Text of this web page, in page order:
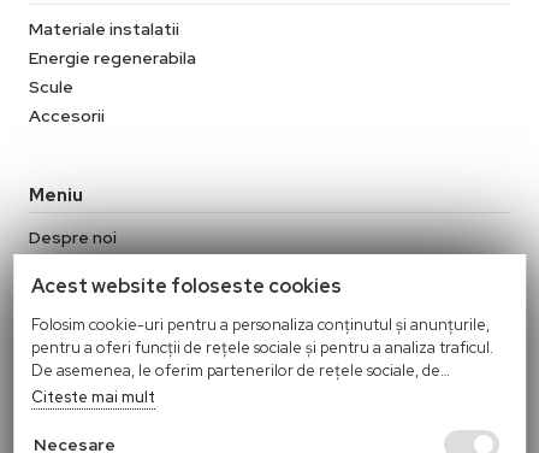
Materiale instalatii
Energie regenerabila
Scule
Accesorii
Meniu
Despre noi
Termeni si conditii
Politica de confidentialitate
Politica Cookies
Politica de retur
Acest website foloseste cookies
Folosim cookie-uri pentru a personaliza conținutul și anunțurile,
pentru a oferi funcții de rețele sociale și pentru a analiza traficul.
De asemenea, le oferim partenerilor de rețele sociale, de
publicitate și de analize informații cu privire la modul în care
folosiți site-ul nostru. Aceștia le pot combina cu alte informații
oferite de dvs. sau culese în urma folosirii serviciilor lor.
Citeste mai mult
Necesare